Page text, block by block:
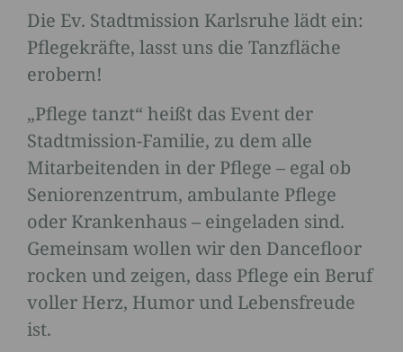
Die Ev. Stadtmission Karlsruhe lädt ein:
Pflegekräfte, lasst uns die Tanzfläche
erobern!
„Pflege tanzt“ heißt das Event der
Stadtmission-Familie, zu dem alle
Mitarbeitenden in der Pflege – egal ob
Seniorenzentrum, ambulante Pflege
oder Krankenhaus – eingeladen sind.
Gemeinsam wollen wir den Dancefloor
rocken und zeigen, dass Pflege ein Beruf
voller Herz, Humor und Lebensfreude
ist.